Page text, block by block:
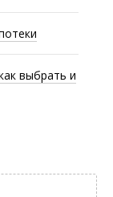
выбрать и